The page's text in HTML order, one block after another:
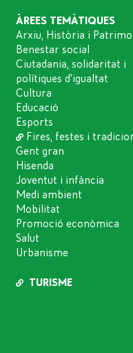
ÀREES TEMÀTIQUES
Arxiu, Història i
Benestar social
Ciutadania, solidaritat i
polítiques d'igualtat
Cultura
Educació
Esports
Fires, festes i
Gent gran
Hisenda
Joventut i infància
Medi ambient
Mobilitat
Promoció econòmica
Salut
Urbanisme
TURISME